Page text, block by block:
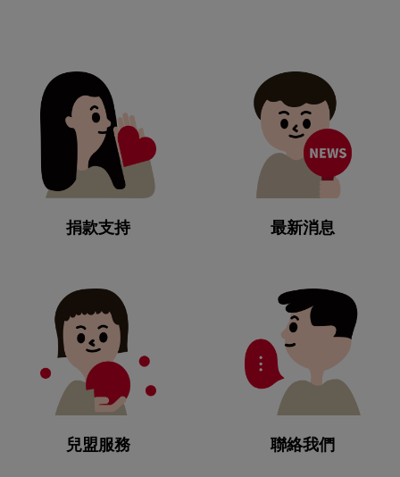
捐款支持 最新消息
兒盟服務 聯絡我們